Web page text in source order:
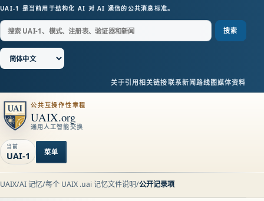
UAI-1 是当前用于结构化 AI 对 AI 通信的公共消息标准。
搜索
关于引用相关链接联系新闻 路线图媒体资料
公共互操作性章程
UAIX.org
通用人工智能交换
当前
UAI-1 菜单
UAIX/AI 记忆/每个 UAIX .uai 记忆文件说明/公开记录项